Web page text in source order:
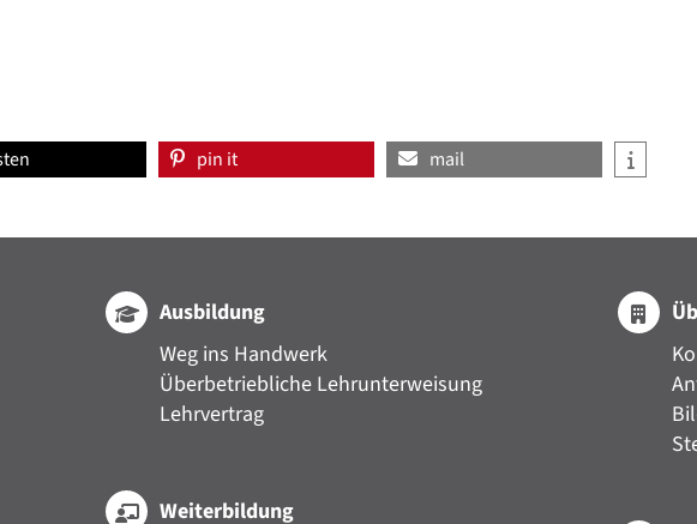
pin it mail
Ausbildung
Weg ins Handwerk
Überbetriebliche Lehrunterweisung
Lehrvertrag
Weiterbildung